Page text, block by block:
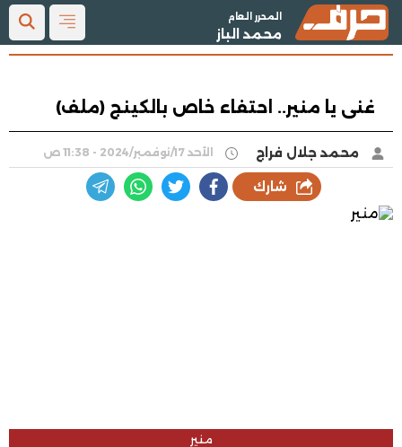
المحرر العام
محمد الباز
غنى يا منير.. احتفاء خاص بالكينج (ملف)
محمد جلال فراج الأحد 17/نوفمبر/2024 - 11:38 ص
شارك
منير